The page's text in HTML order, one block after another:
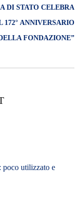
DI STATO CELEBRA
172° ANNIVERSARIO
FONDAZIONE”
poco utilizzato e